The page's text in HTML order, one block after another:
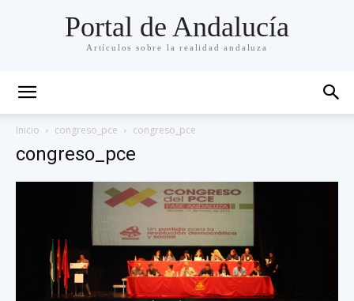
Portal de Andalucía
Artículos sobre la realidad andaluza
Inicio congreso_pce congreso_pce
congreso_pce